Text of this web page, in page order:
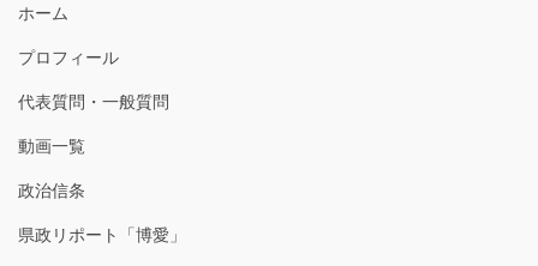
ホーム
プロフィール
代表質問・一般質問
動画一覧
政治信条
県政リポート「博愛」